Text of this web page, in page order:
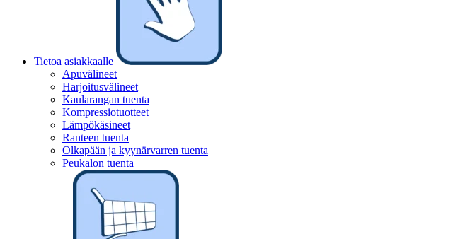
Tietoa asiakkaalle
Apuvälineet
Harjoitusvälineet
Kaularangan tuenta
Kompressiotuotteet
Lämpökäsineet
Ranteen tuenta
Olkapään ja kyynärvarren tuenta
Peukalon tuenta